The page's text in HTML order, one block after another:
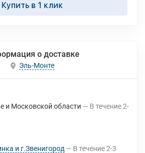
Купить в 1 клик
о доставке
Эль-Монте
и Московской области В течение2-
и г.Звенигород В течение2-3